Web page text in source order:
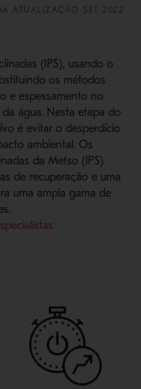
ATUALIZAÇÃO SET 2022
(IPS), usando o
os métodos
e espessamento no
água. Nesta etapa do
é evitar o desperdício
ambiental. Os
da Metso (IPS)
de recuperação e uma
uma ampla gama de